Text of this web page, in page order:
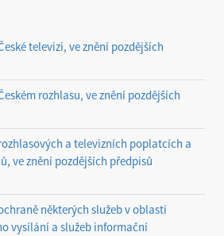
televizi, ve znění pozdějších
rozhlasu, ve znění pozdějších
a televizních poplatcích a
ve znění pozdějších předpisů
některých služeb v oblasti
vysílání a služeb informační